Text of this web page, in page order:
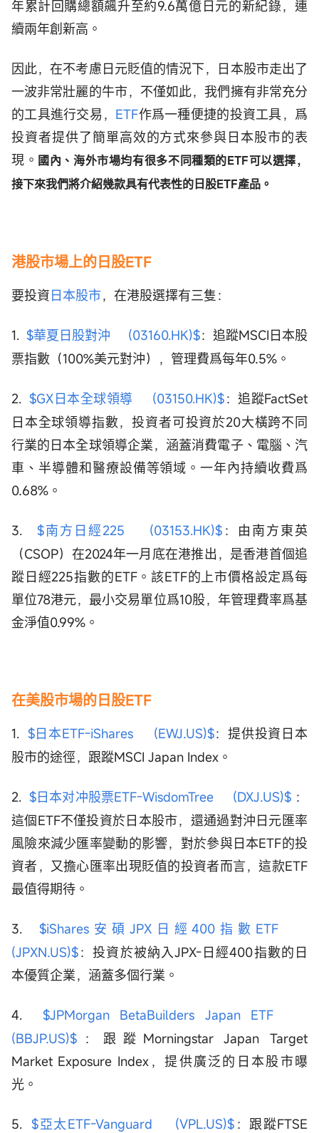
年累計回購總額飆升至約9.6萬億日元的新紀錄，連
續兩年創新高。
因此，在不考慮日元貶值的情況下，日本股市走出了
一波非常壯麗的牛市，不僅如此，我們擁有非常充分
的工具進行交易， ETF作爲一種便捷的投資工具，爲
投資者提供了簡單高效的方式來參與日本股市的表
現。 國內、海外市場均有很多不同種類的ETF可以選擇，
接下來我們將介紹幾款具有代表性的日股ETF產品。
港股市場上的日股ETF
要投資日本股市，在港股選擇有三隻：
1. $華夏日股對沖 (03160.HK)$：追蹤MSCI日本股
票指數（100%美元對沖），管理費爲每年0.5%。
2. $GX日本全球領導 (03150.HK)$：追蹤FactSet
日本全球領導指數，投資者可投資於20大橫跨不同
行業的日本全球領導企業，涵蓋消費電子、電腦、汽
車、半導體和醫療設備等領域。一年內持續收費爲
0.68%。
3. $南方日經225 (03153.HK)$ ：由南方東英
（CSOP）在2024年一月底在港推出，是香港首個追
蹤日經225指數的ETF。該ETF的上市價格設定爲每
單位78港元，最小交易單位爲10股，年管理費率爲基
金淨值0.99%。
在美股市場的日股ETF
1. $日本ETF-iShares (EWJ.US)$：提供投資日本
股市的途徑，跟蹤MSCI Japan Index。
2. $日本对冲股票ETF-WisdomTree (DXJ.US)$ ：
這個ETF不僅投資於日本股市，還通過對沖日元匯率
風險來減少匯率變動的影響，對於參與日本ETF的投
資者，又擔心匯率出現貶值的投資者而言，這款ETF
最值得期待。
3.
$iShares安碩JPX日經400指數ETF
(JPXN.US)$：投資於被納入JPX-日經400指數的日
本優質企業，涵蓋多個行業。
4.
$JPMorgan BetaBuilders Japan ETF
(BBJP.US)$ ：跟蹤Morningstar Japan Target
Market Exposure Index，提供廣泛的日本股市曝
光。
5. $亞太ETF-Vanguard (VPL.US)$ ：跟蹤FTSE